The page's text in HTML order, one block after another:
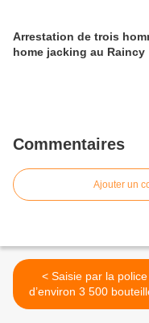
Arrestation de trois
home jacking au Raincy
Commentaires
Ajouter un
< Saisie par la police
d’environ 3 500
de protoxyde d’azote